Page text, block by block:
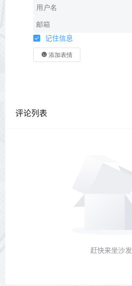
记住信息
添加表情
评论列表
赶快来坐沙发